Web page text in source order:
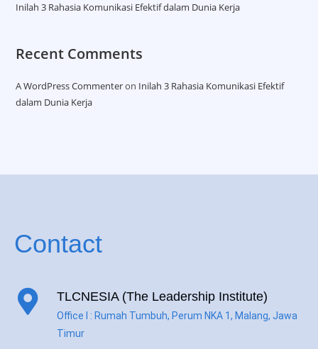
Inilah 3 Rahasia Komunikasi Efektif dalam Dunia Kerja
Recent Comments
A WordPress Commenteron Inilah 3 Rahasia Komunikasi Efektif
dalam Dunia Kerja
Contact
TLCNESIA (The Leadership Institute)
Office I : Rumah Tumbuh, Perum NKA 1, Malang, Jawa
Timur